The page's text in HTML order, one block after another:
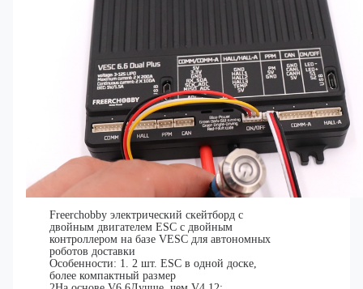
Freerchobby электрический скейтборд с
двойным двигателем ESC с двойным
контроллером на базе VESC для автономных
роботов доставки
Особенности: 1. 2 шт. ESC в одной доске,
более компактный размер